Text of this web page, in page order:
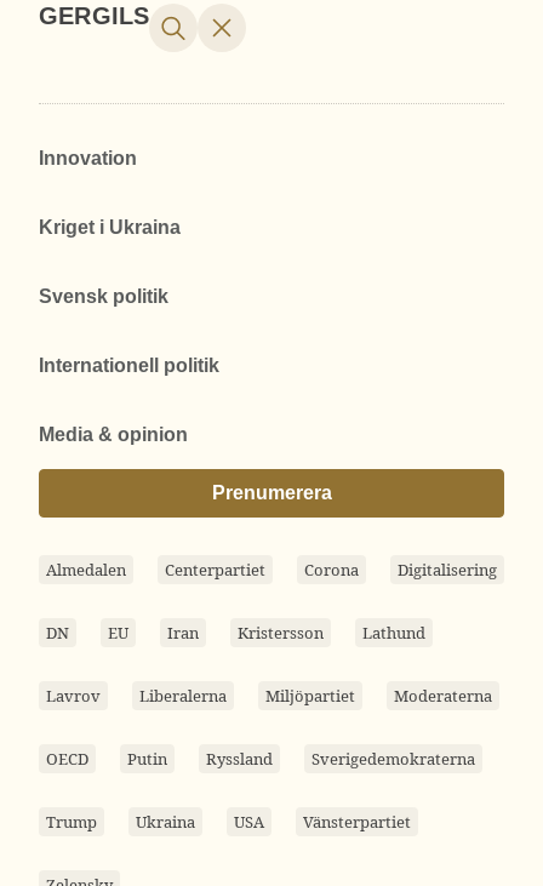
GERGILS
Innovation
Kriget i Ukraina
Svensk politik
Internationell politik
Media & opinion
Prenumerera
Almedalen Centerpartiet Corona Digitalisering
DN EU Iran Kristersson Lathund
Lavrov Liberalerna Miljöpartiet Moderaterna
OECD Putin Ryssland Sverigedemokraterna
Trump Ukraina USA Vänsterpartiet